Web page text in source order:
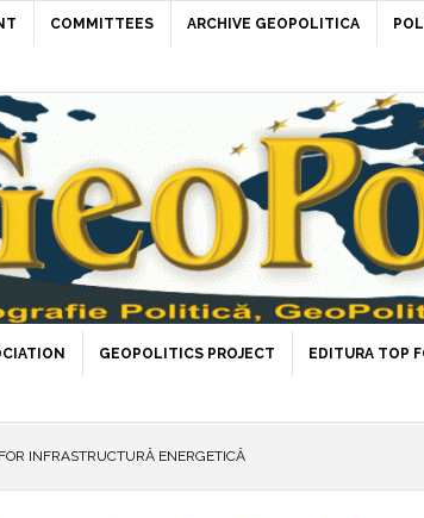
COMMITTEES ARCHIVE GEOPOLITICA
GEOPOLITICS PROJECT EDITURA TOP
INFRASTRUCTURĂ ENERGETICĂ